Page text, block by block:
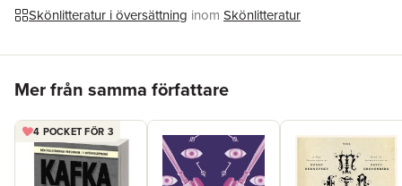
Förvandlingenunder natten mellan den 6 och 7 december 1912.
Verwandlungunder författarens livstid, 1915.
Skönlitteratur i översättning inom Skönlitteratur
Mer från samma författare
4 POCKET FÖR 3